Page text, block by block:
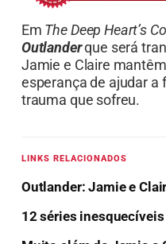
Em The Deep Heart’s
Outlanderque será
Jamie e Claire
esperança de ajudar a
trauma que sofreu.
LINKS RELACIONADOS
Outlander: Jamie e
12 séries